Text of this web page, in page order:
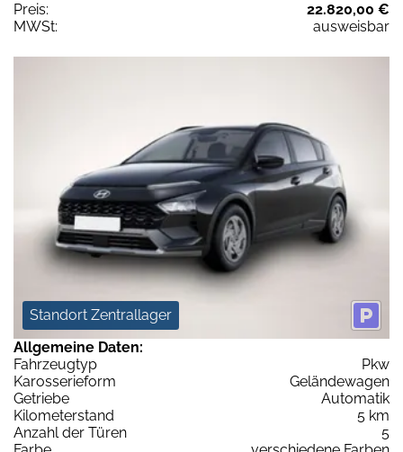
Preis:
22.820,00 €
MWSt:
ausweisbar
Standort Zentrallager
Allgemeine Daten:
Fahrzeugtyp
Pkw
Karosserieform
Geländewagen
Getriebe
Automatik
Kilometerstand
5 km
Anzahl der Türen
5